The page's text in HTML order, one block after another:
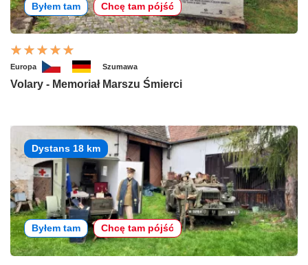
Byłem tam Chcę tam pójść
Europa Szumawa
Volary - Memoriał Marszu Śmierci
Dystans 18 km
Byłem tam Chcę tam pójść